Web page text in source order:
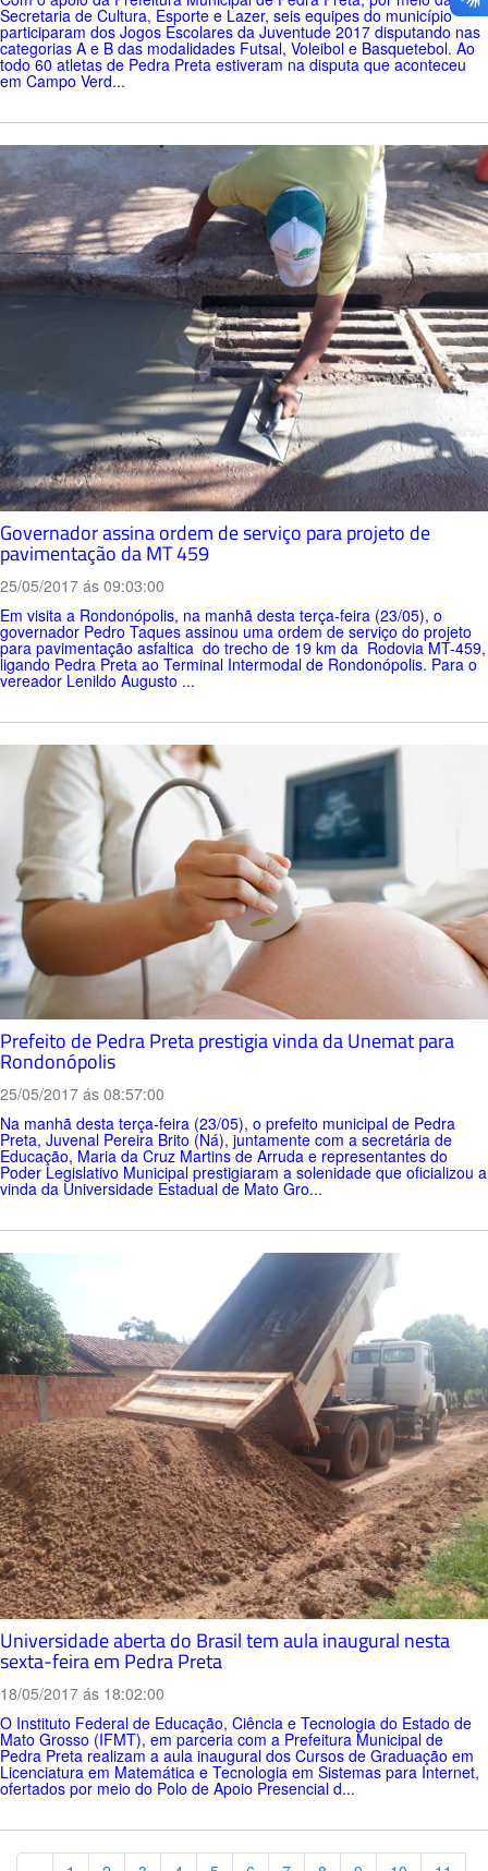
Secretaria de Cultura, Esporte e Lazer, seis equipes do município
participaram dos Jogos Escolares da Juventude 2017 disputando nas
categorias A e B das modalidades Futsal, Voleibol e Basquetebol. Ao
todo 60 atletas de Pedra Preta estiveram na disputa que aconteceu
em Campo Verd...
Governador assina ordem de serviço para projeto de
pavimentação da MT 459
25/05/2017 ás 09:03:00
Em visita a Rondonópolis, na manhã desta terça-feira (23/05), o
governador Pedro Taques assinou uma ordem de serviço do projeto
para pavimentação asfaltica do trecho de 19 km da Rodovia MT-459,
ligando Pedra Preta ao Terminal Intermodal de Rondonópolis. Para o
vereador Lenildo Augusto ...
Prefeito de Pedra Preta prestigia vinda da Unemat para
Rondonópolis
25/05/2017 ás 08:57:00
Na manhã desta terça-feira (23/05), o prefeito municipal de Pedra
Preta, Juvenal Pereira Brito (Ná), juntamente com a secretária de
Educação, Maria da Cruz Martins de Arruda e representantes do
Poder Legislativo Municipal prestigiaram a solenidade que oficializou a
vinda da Universidade Estadual de Mato Gro...
Universidade aberta do Brasil tem aula inaugural nesta
sexta-feira em Pedra Preta
18/05/2017 ás 18:02:00
O Instituto Federal de Educação, Ciência e Tecnologia do Estado de
Mato Grosso (IFMT), em parceria com a Prefeitura Municipal de
Pedra Preta realizam a aula inaugural dos Cursos de Graduação em
Licenciatura em Matemática e Tecnologia em Sistemas para Internet,
ofertados por meio do Polo de Apoio Presencial d...